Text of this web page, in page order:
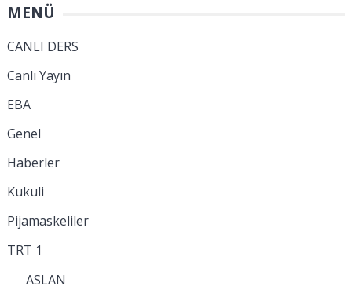
MENÜ
CANLI DERS
Canlı Yayın
EBA
Genel
Haberler
Kukuli
Pijamaskeliler
TRT 1
ASLAN